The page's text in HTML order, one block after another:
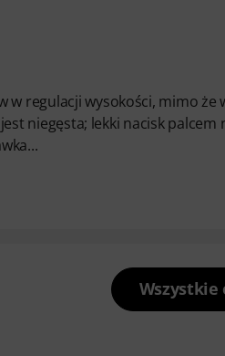
regulacji wysokości, mimo że
niegęsta; lekki nacisk
Wszystkie